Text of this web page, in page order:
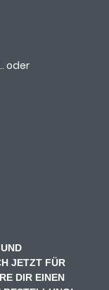
oder
JETZT FÜR
DIR EINEN